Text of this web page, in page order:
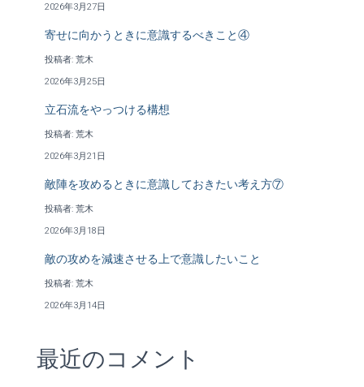
2026年3月27日
寄せに向かうときに意識するべきこと④
投稿者: 荒木
2026年3月25日
立石流をやっつける構想
投稿者: 荒木
2026年3月21日
敵陣を攻めるときに意識しておきたい考え方⑦
投稿者: 荒木
2026年3月18日
敵の攻めを減速させる上で意識したいこと
投稿者: 荒木
2026年3月14日
最近のコメント